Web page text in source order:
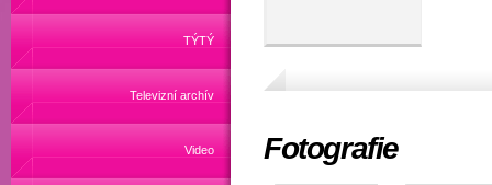
TÝTÝ
Televizní archív
Video Fotografie